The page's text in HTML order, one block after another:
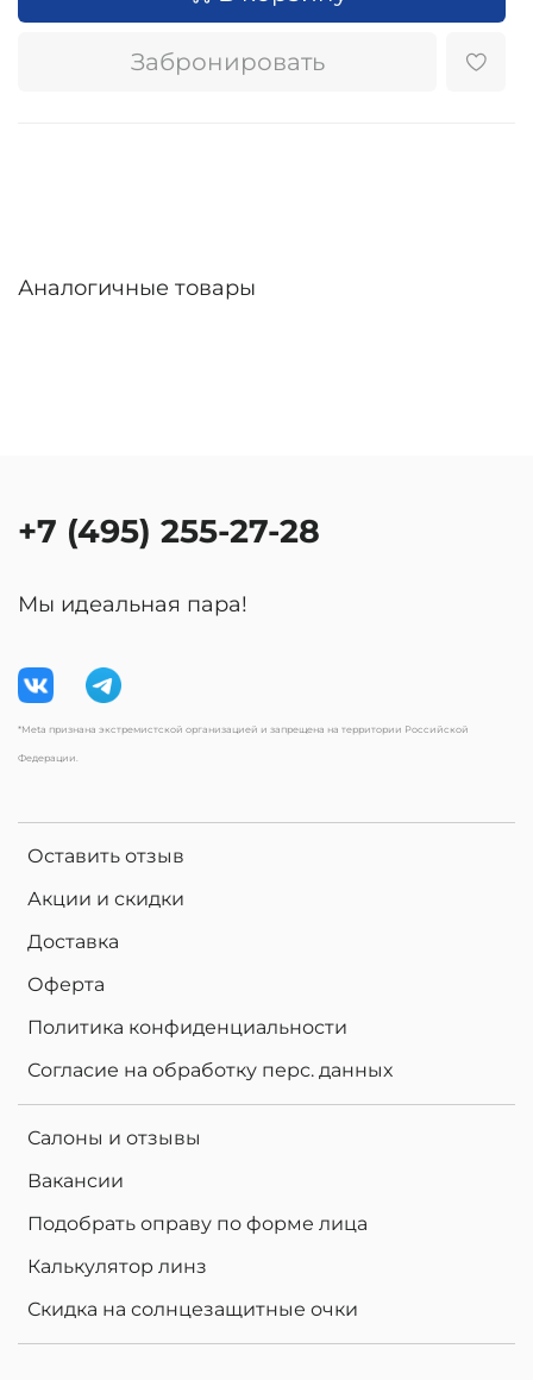
Забронировать
Аналогичные товары
Оставить отзыв
Акции и скидки
Доставка
Оферта
Политика конфиденциальности
Согласие на обработку перс. данных
Салоны и отзывы
Вакансии
Подобрать оправу по форме лица
Калькулятор линз
Скидка на солнцезащитные очки
+7 (495) 255-27-28
Мы идеальная пара!
*Meta признана экстремистской организацией и запрещена на территории Российской
Федерации.